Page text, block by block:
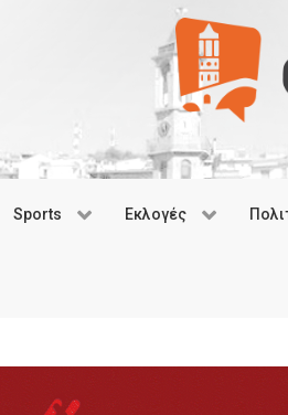
Sports Εκλογές